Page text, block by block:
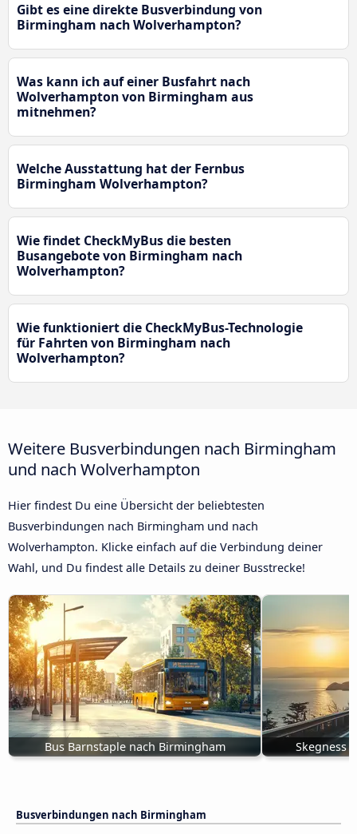
Gibt es eine direkte Busverbindung von
Birmingham nach Wolverhampton?
Was kann ich auf einer Busfahrt nach
Wolverhampton von Birmingham aus
mitnehmen?
Welche Ausstattung hat der Fernbus
Birmingham Wolverhampton?
Wie findet CheckMyBus die besten
Busangebote von Birmingham nach
Wolverhampton?
Wie funktioniert die CheckMyBus-Technologie
für Fahrten von Birmingham nach
Wolverhampton?
Weitere Busverbindungen nach Birmingham
und nach Wolverhampton
Hier findest Du eine Übersicht der beliebtesten
Busverbindungen nach Birmingham und nach
Wolverhampton. Klicke einfach auf die Verbindung deiner
Wahl, und Du findest alle Details zu deiner Busstrecke!
Bus Barnstaple nach Birmingham Skegness
Busverbindungen nach Birmingham